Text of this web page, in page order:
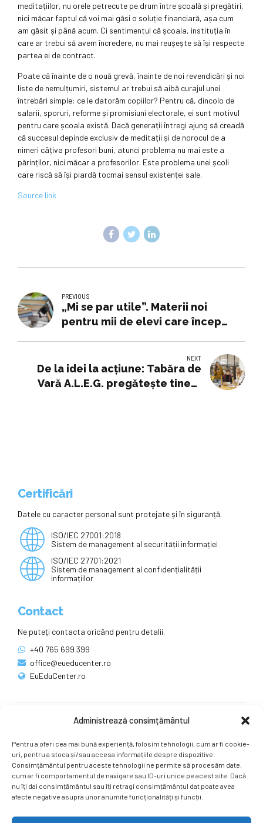
Administrează consimțământul
Pentru a oferi cea mai bună experiență, folosim tehnologii, cum ar fi cookie-
uri, pentru a stoca și/sau accesa informațiile despre dispozitive.
Consimțământul pentru aceste tehnologii ne permite să procesăm date,
cum ar fi comportamentul de navigare sau ID-uri unice pe acest site. Dacă
nu îți dai consimțământul sau îți retragi consimțământul dat poate avea
afecte negative asupra unor anumite funcționalități și funcții.
meditațiilor, nu orele petrecute pe drum între școală și pregătiri,
nici măcar faptul că voi mai găsi o soluție financiară, așa cum
am găsit și până acum. Ci sentimentul că școala, instituția în
care ar trebui să avem încredere, nu mai reușește să își respecte
partea ei de contract.
Poate că înainte de o nouă grevă, înainte de noi revendicări și noi
liste de nemulțumiri, sistemul ar trebui să aibă curajul unei
întrebări simple: ce le datorăm copiilor? Pentru că, dincolo de
salarii, sporuri, reforme și promisiuni electorale, ei sunt motivul
pentru care școala există. Dacă generații întregi ajung să creadă
că succesul depinde exclusiv de meditații și de norocul de a
nimeri câțiva profesori buni, atunci problema nu mai este a
părinților, nici măcar a profesorilor. Este problema unei școli
care riscă să își piardă tocmai sensul existenței sale.
Source link
PREVIOUS
„Mi se par utile”. Materii noi
pentru mii de elevi care încep
alege
NEXT
De la idei la acțiune: Tabăra de
Vară A.L.E.G. pregătește tinerii
Certificări
Datele cu caracter personal sunt protejate și în siguranță.
ISO/IEC 27001:2018
Sistem de management al securității informației
ISO/IEC 27701:2021
Sistem de management al confidențialității
informațiilor
Contact
Ne puteți contacta oricând pentru detalii.
+40 765 699 399
office@eueducenter.ro
EuEduCenter.ro
Ne puteți găsi și pe rețelele sociale.